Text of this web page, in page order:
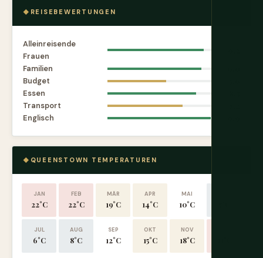
REISEBEWERTUNGEN
Alleinreisende
Frauen
Familien
Budget
Essen
Transport
Englisch
QUEENSTOWN TEMPERATUREN
JAN
22°C
FEB
22°C
MÄR
19°C
APR
14°C
MAI
10°C
JUL
6°C
AUG
8°C
SEP
12°C
OKT
15°C
NOV
18°C